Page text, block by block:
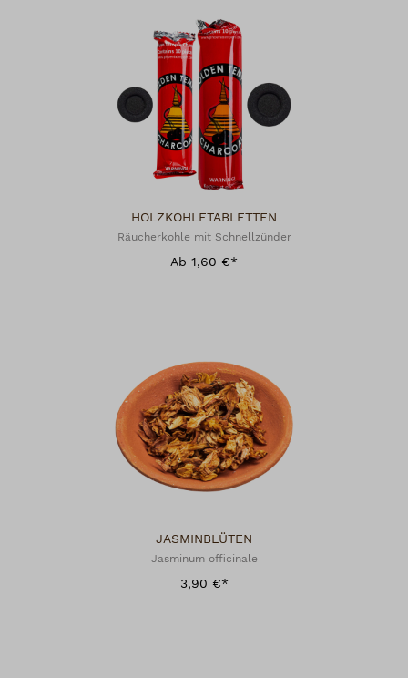
HOLZKOHLETABLETTEN
Räucherkohle mit Schnellzünder
Ab 1,60 €*
JASMINBLÜTEN
Jasminum officinale
3,90 €*